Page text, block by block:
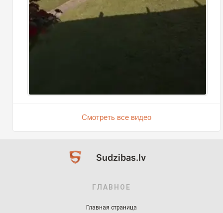
Смотреть все видео
Sudzibas.lv
ГЛАВНОЕ
Главная страница